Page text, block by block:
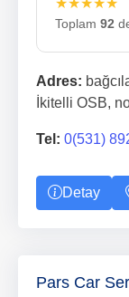
★★★★★
Toplam 92
Adres:
İkitelli OSB,
Tel: 0(531)
Detay
Pars Car